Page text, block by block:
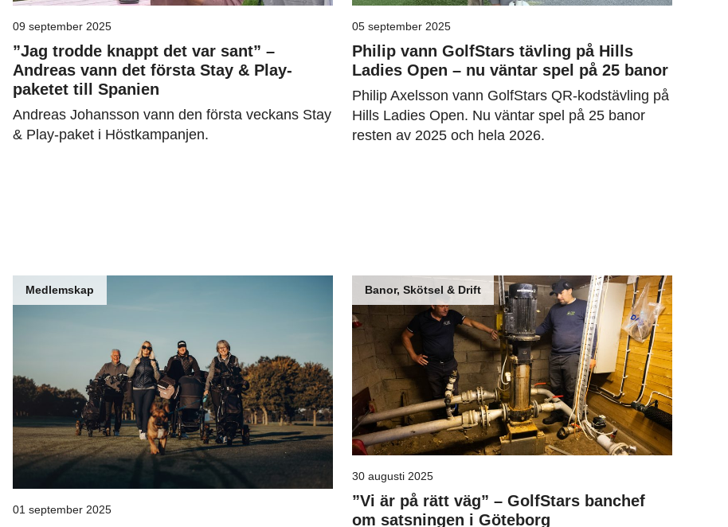
09 september 2025
”Jag trodde knappt det var sant” –
Andreas vann det första Stay & Play-
paketet till Spanien
Andreas Johansson vann den första veckans Stay
& Play-paket i Höstkampanjen.
05 september 2025
Philip vann GolfStars tävling på Hills
Ladies Open – nu väntar spel på 25 banor
Philip Axelsson vann GolfStars QR-kodstävling på
Hills Ladies Open. Nu väntar spel på 25 banor
resten av 2025 och hela 2026.
Medlemskap
01 september 2025
Banor, Skötsel & Drift
30 augusti 2025
”Vi är på rätt väg” – GolfStars banchef
om satsningen i Göteborg